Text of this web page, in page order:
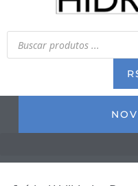
Pesquisar
produtos